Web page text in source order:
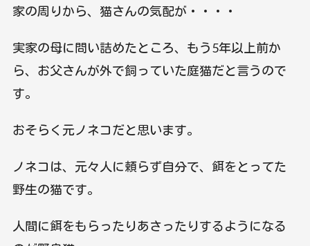
家の周りから、猫さんの気配が・・・・
実家の母に問い詰めたところ、もう5年以上前か
ら、お父さんが外で飼っていた庭猫だと言うので
す。
おそらく元ノネコだと思います。
ノネコは、元々人に頼らず自分で、餌をとってた
野生の猫です。
人間に餌をもらったりあさったりするようになる